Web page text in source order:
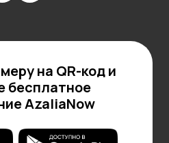
на QR-код и
бесплатное
AzaliaNow